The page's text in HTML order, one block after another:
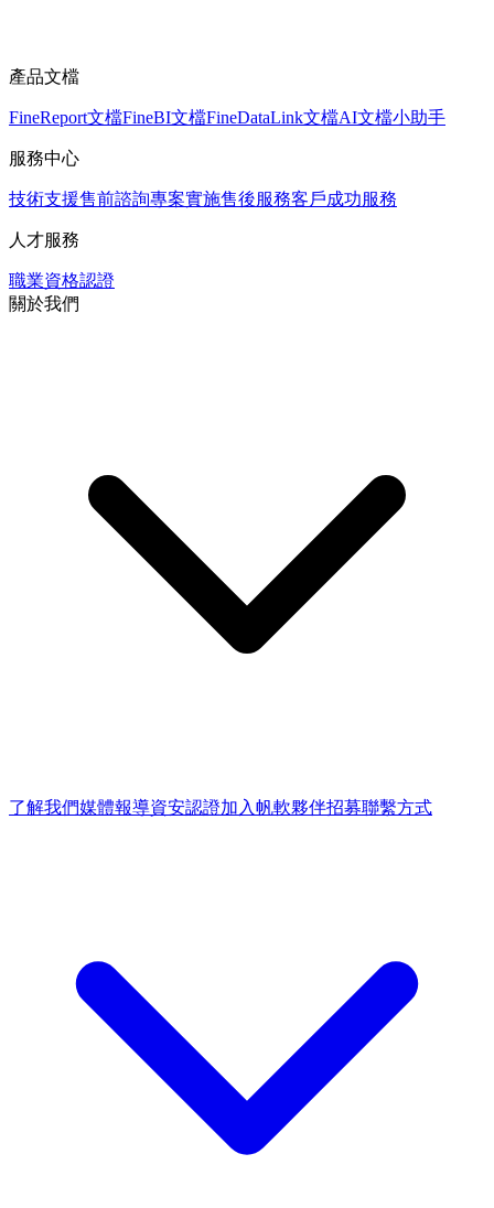
產品文檔
FineReport文檔FineBI文檔FineDataLink文檔AI文檔小助手
服務中心
技術支援售前諮詢專案實施售後服務客戶成功服務
人才服務
職業資格認證
關於我們
了解我們媒體報導資安認證加入帆軟夥伴招募聯繫方式